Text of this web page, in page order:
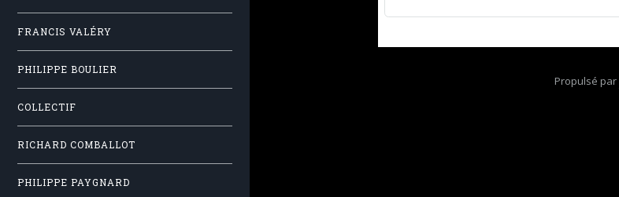
FRANCIS VALÉRY
PHILIPPE BOULIER
COLLECTIF
RICHARD COMBALLOT
PHILIPPE PAYGNARD
Propulsé par